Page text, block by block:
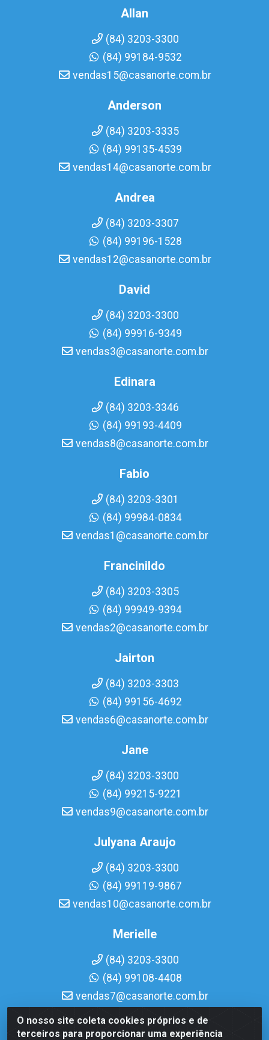
O nosso site coleta cookies próprios e de
terceiros para proporcionar uma experiência
Allan
(84) 3203-3300
(84) 99184-9532
vendas15@casanorte.com.br
Anderson
(84) 3203-3335
(84) 99135-4539
vendas14@casanorte.com.br
Andrea
(84) 3203-3307
(84) 99196-1528
vendas12@casanorte.com.br
David
(84) 3203-3300
(84) 99916-9349
vendas3@casanorte.com.br
Edinara
(84) 3203-3346
(84) 99193-4409
vendas8@casanorte.com.br
Fabio
(84) 3203-3301
(84) 99984-0834
vendas1@casanorte.com.br
Francinildo
(84) 3203-3305
(84) 99949-9394
vendas2@casanorte.com.br
Jairton
(84) 3203-3303
(84) 99156-4692
vendas6@casanorte.com.br
Jane
(84) 3203-3300
(84) 99215-9221
vendas9@casanorte.com.br
Julyana Araujo
(84) 3203-3300
(84) 99119-9867
vendas10@casanorte.com.br
Merielle
(84) 3203-3300
(84) 99108-4408
vendas7@casanorte.com.br
Casa Norte LTDA - Av. Interventor Mário Câmara, 1815 -